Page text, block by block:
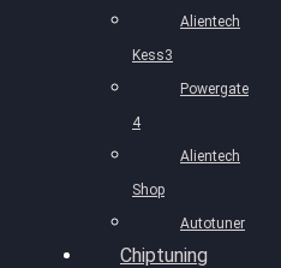
Alientech
Kess3
Powergate
4
Alientech
Shop
Autotuner
Chiptuning